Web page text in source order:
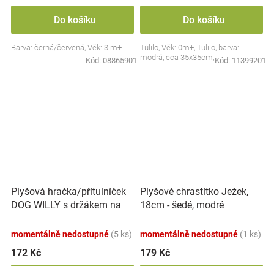
Do košíku
Barva: černá/červená, Věk: 3 m+
Kód: 08865901
Do košíku
Tulilo, Věk: 0m+, Tulilo, barva:
modrá, cca 35x35cm, CE
Kód: 11399201
Plyšová hračka/přítulníček
DOG WILLY s držákem na
momentálně nedostupné (5 ks)
172 Kč
Plyšové chrastítko Ježek,
18cm - šedé, modré
momentálně nedostupné (1 ks)
179 Kč